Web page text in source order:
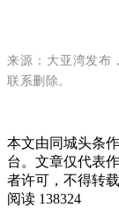
来源：大亚湾发布，
联系删除。
本文由同城头条
台。文章仅代表
者许可，不得转载
阅读 138324